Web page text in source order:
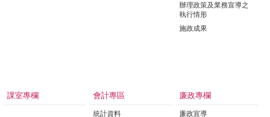
辦理政策及業務宣導之
執行情形
施政成果
課室專欄 會計專區
統計資料
廉政專欄
廉政宣導